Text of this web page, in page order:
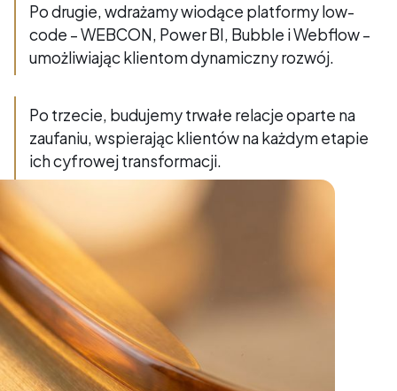
Po drugie, wdrażamy wiodące platformy low-
code – WEBCON, Power BI, Bubble i Webflow –
umożliwiając klientom dynamiczny rozwój.
Po trzecie, budujemy trwałe relacje oparte na
zaufaniu, wspierając klientów na każdym etapie
ich cyfrowej transformacji.